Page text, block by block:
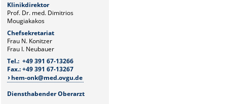
Klinikdirektor
Prof. Dr. med. Dimitrios
Mougiakakos
Chefsekretariat
Frau N. Konitzer
Frau I. Neubauer
Tel.: +49 391 67-13266
Fax.: +49 391 67-13267
hem-onk@med.ovgu.de
Diensthabender Oberarzt